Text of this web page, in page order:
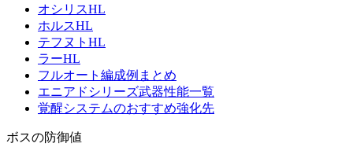
オシリスHL
ホルスHL
テフヌトHL
ラーHL
フルオート編成例まとめ
エニアドシリーズ武器性能一覧
覚醒システムのおすすめ強化先
ボスの防御値